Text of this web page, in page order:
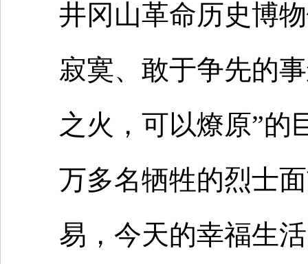
井冈山革命历史博
寂寞、敢于争先的
之火，可以燎原”的
万多名牺牲的烈士
易，今天的幸福生